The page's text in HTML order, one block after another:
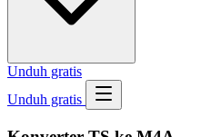
Unduh gratis
Unduh gratis